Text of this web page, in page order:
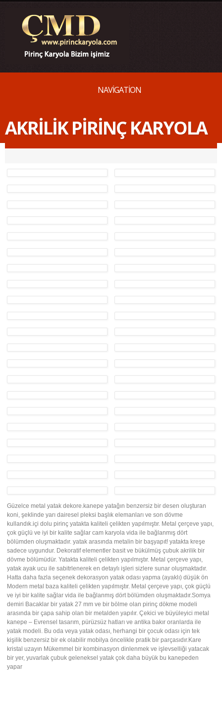
NAVIGATION
AKRILIK PIRINÇ KARYOLA
Güzelce metal yatak dekore.kanepe yatağın benzersiz bir desen oluşturan
koni, şeklinde yarı dairesel pleksi başlık elemanları ve son dövme
kullandık.içi dolu pirinç yatakta kaliteli çelikten yapılmıştır. Metal çerçeve yapı,
çok güçlü ve iyi bir kalite sağlar cam karyola vida ile bağlanmış dört
bölümden oluşmaktadır. yatak arasında metalin bir başyapıt! yatakta kreşe
sadece uygundur. Dekoratif elementler basit ve bükülmüş çubuk akrilik bir
dövme bölümüdür. Yatakta kaliteli çelikten yapılmıştır. Metal çerçeve yapı,
yatak ayak ucu ile sabitrlenerek en detaylı işleri sizlere sunar oluşmaktadır.
Hatta daha fazla seçenek dekorasyon yatak odası yapma (ayaklı) düşük ön
Modern metal baza kaliteli çelikten yapılmıştır. Metal çerçeve yapı, çok güçlü
ve iyi bir kalite sağlar vida ile bağlanmış dört bölümden oluşmaktadır.Somya
demiri Bacaklar bir yatak 27 mm ve bir bölme olan pirinç dökme modeli
arasında bir çapa sahip olan bir metalden yapılır. Çekici ve büyüleyici metal
kanepe – Evrensel tasarım, pürüzsüz hatları ve antika bakır oranlarda ile
yatak modeli. Bu oda veya yatak odası, herhangi bir çocuk odası için tek
kişilik benzersiz bir ek olabilir mobilya öncelikle pratik bir parçasıdır.Kare
kristal uzayın Mükemmel bir kombinasyon dinlenmek ve işlevselliği yatacak
bir yer, yuvarlak çubuk geleneksel yatak çok daha büyük bu kanepeden
yapar